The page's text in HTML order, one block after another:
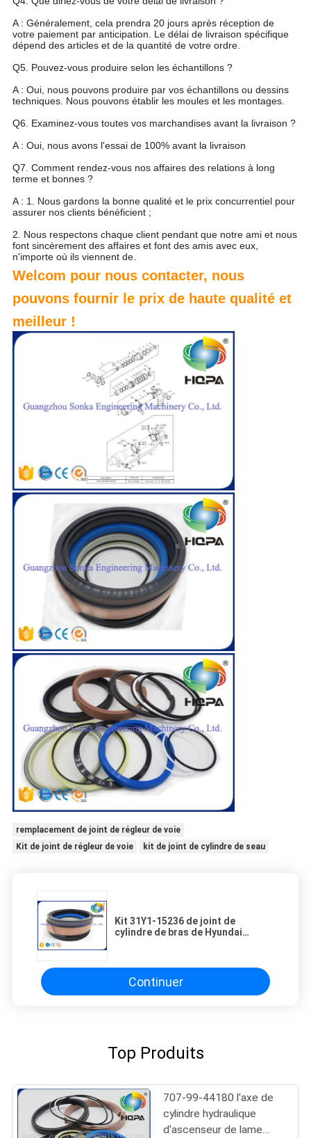
A : Généralement, cela prendra 20 jours après réception de
votre paiement par anticipation. Le délai de livraison spécifique
dépend des articles et de la quantité de votre ordre.
Q5. Pouvez-vous produire selon les échantillons ?
A : Oui, nous pouvons produire par vos échantillons ou dessins
techniques. Nous pouvons établir les moules et les montages.
Q6. Examinez-vous toutes vos marchandises avant la livraison ?
A : Oui, nous avons l'essai de 100% avant la livraison
Q7. Comment rendez-vous nos affaires des relations à long
terme et bonnes ?
A : 1. Nous gardons la bonne qualité et le prix concurrentiel pour
assurer nos clients bénéficient ;
2. Nous respectons chaque client pendant que notre ami et nous
font sincèrement des affaires et font des amis avec eux,
n'importe où ils viennent de.
Welcom pour nous contacter, nous
pouvons fournir le prix de haute qualité et
meilleur !
remplacement de joint de régleur de voie
Kit de joint de régleur de voie
kit de joint de cylindre de seau
Kit 31Y1-15236 de joint de
cylindre de bras de Hyundai
d'excavatrice
Continuer
Top Produits
707-99-44180 l'axe de
cylindre hydraulique
d'ascenseur de lame